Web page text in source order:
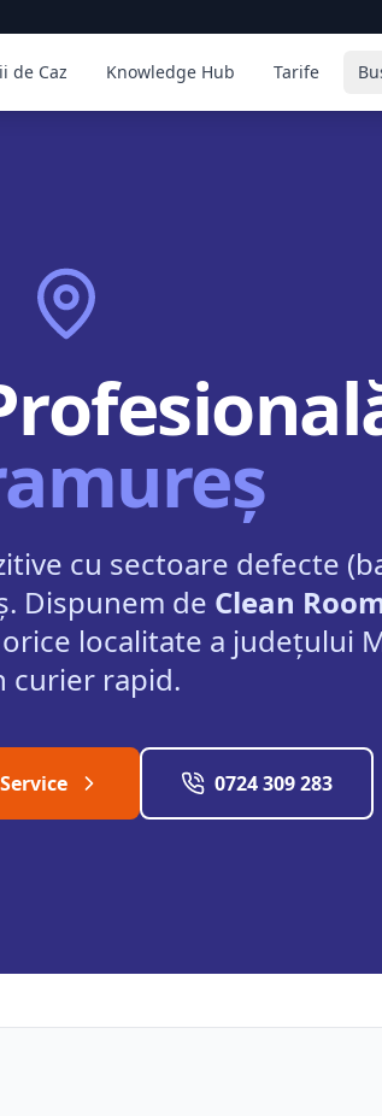
de Caz Knowledge Hub Tarife
cu sectoare defecte
Dispunem de Clean
localitate a județului
curier rapid.
0724 309 283